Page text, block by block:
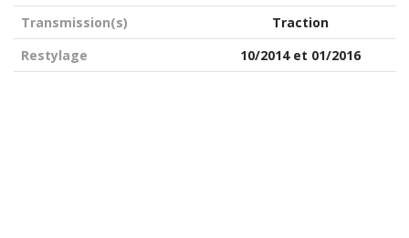
Transmission(s)
Traction
Restylage
10/2014 et 01/2016